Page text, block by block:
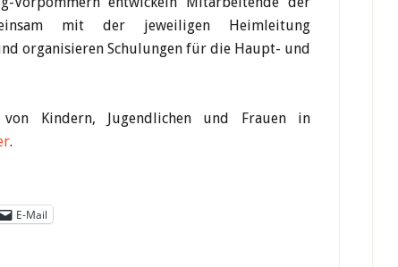
mit der jeweiligen Heimleitung
organisieren Schulungen für die Haupt- und
Kindern, Jugendlichen und Frauen in
.
E-Mail